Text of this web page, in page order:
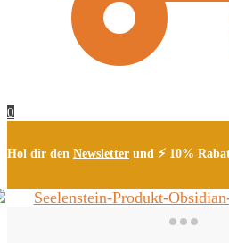
0
Hol dir den Newsletter und ⚡ 10%